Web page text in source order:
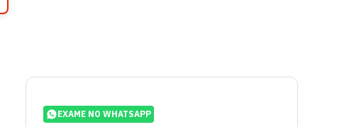
EXAME NO WHATSAPP